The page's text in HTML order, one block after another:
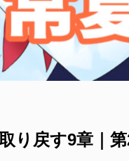
戻す9章｜第2